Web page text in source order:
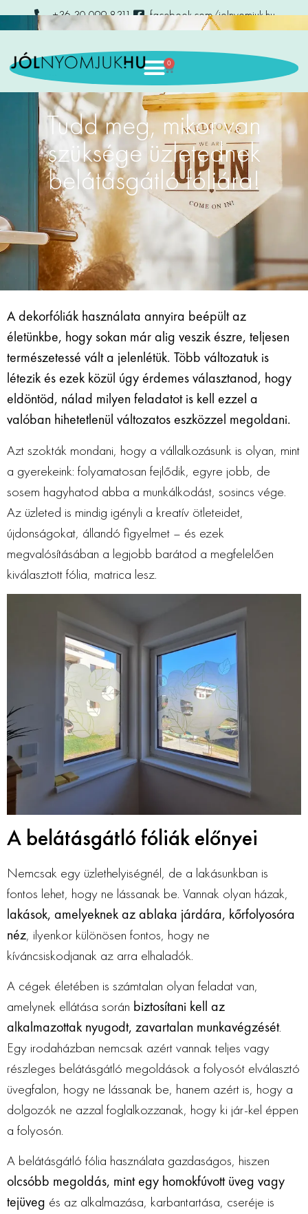
+36 30 099 8311 facebook.com/jolnyomjuk.hu
0
Tudd meg, mikor van
szüksége üzletednek
belátásgátló fóliára!
A dekorfóliák használata annyira beépült az
életünkbe, hogy sokan már alig veszik észre, teljesen
természetessé vált a jelenlétük. Több változatuk is
létezik és ezek közül úgy érdemes választanod, hogy
eldöntöd, nálad milyen feladatot is kell ezzel a
valóban hihetetlenül változatos eszközzel megoldani.
Azt szokták mondani, hogy a vállalkozásunk is olyan, mint
a gyerekeink: folyamatosan fejlődik, egyre jobb, de
sosem hagyhatod abba a munkálkodást, sosincs vége.
Az üzleted is mindig igényli a kreatív ötleteidet,
újdonságokat, állandó figyelmet – és ezek
megvalósításában a legjobb barátod a megfelelően
kiválasztott fólia, matrica lesz.
A belátásgátló fóliák előnyei
Nemcsak egy üzlethelyiségnél, de a lakásunkban is
fontos lehet, hogy ne lássanak be. Vannak olyan házak,
lakások, amelyeknek az ablaka járdára, kőrfolyosóra
néz, ilyenkor különösen fontos, hogy ne
kíváncsiskodjanak az arra elhaladók.
A cégek életében is számtalan olyan feladat van,
amelynek ellátása során biztosítani kell az
alkalmazottak nyugodt, zavartalan munkavégzését.
Egy irodaházban nemcsak azért vannak teljes vagy
részleges belátásgátló megoldások a folyosót elválasztó
üvegfalon, hogy ne lássanak be, hanem azért is, hogy a
dolgozók ne azzal foglalkozzanak, hogy ki jár-kel éppen
a folyosón.
A belátásgátló fólia használata gazdaságos, hiszen
olcsóbb megoldás, mint egy homokfúvott üveg vagy
tejüveg és az alkalmazása, karbantartása, cseréje is